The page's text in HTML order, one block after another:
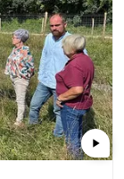
play_arrow